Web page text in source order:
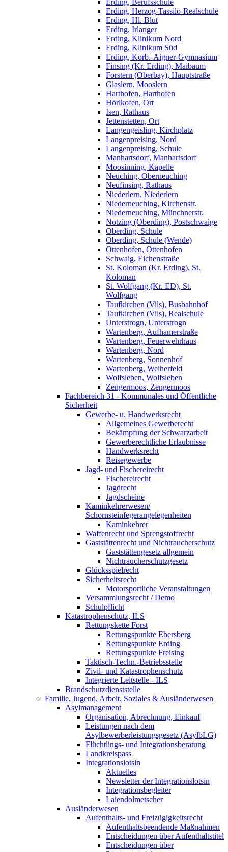
Erding, Berufsschule
Erding, Herzog-Tassilo-Realschule
Erding, Hl. Blut
Erding, Irlanger
Erding, Klinikum Nord
Erding, Klinikum Süd
Erding, Korb.-Aigner-Gymnasium
Finsing (Kr. Erding), Maibaum
Forstern (Oberbay), Hauptstraße
Glaslern, Mooslern
Harthofen, Harthofen
Hörlkofen, Ort
Isen, Rathaus
Jettenstetten, Ort
Langengeisling, Kirchplatz
Langenpreising, Nord
Langenpreising, Schule
Manhartsdorf, Manhartsdorf
Moosinning, Kapelle
Neuching, Oberneuching
Neufinsing, Rathaus
Niederlern, Niederlern
Niederneuching, Kirchenstr.
Niederneuching, Münchnerstr.
Notzing (Oberding), Postschwaige
Oberding, Schule
Oberding, Schule (Wende)
Ottenhofen, Ottenhofen
Schwaig, Eichenstraße
St. Koloman (Kr. Erding), St.
Koloman
St. Wolfgang (Kr. ED), St.
Wolfgang
Taufkirchen (Vils), Busbahnhof
Taufkirchen (Vils), Realschule
Unterstrogn, Unterstrogn
Wartenberg, Aufhamerstraße
Wartenberg, Feuerwehrhaus
Wartenberg, Nord
Wartenberg, Sonnenhof
Wartenberg, Weiherfeld
Wolfsleben, Wolfsleben
Zengermoos, Zengermoos
Fachbereich 31 - Kommunales und Öffentliche
Sicherheit
Gewerbe- u. Handwerksrecht
Allgemeines Gewerberecht
Bekämpfung der Schwarzarbeit
Gewerberechtliche Erlaubnisse
Handwerksrecht
Reisegewerbe
Jagd- und Fischereirecht
Fischereirecht
Jagdrecht
Jagdscheine
Kaminkehrerwesen/
Schornsteinfegerangelegenheiten
Kaminkehrer
Waffenrecht und Sprengstoffrecht
Gaststättenrecht und Nichtraucherschutz
Gaststättengesetz allgemein
Nichtraucherschutzgesetz
Glücksspielrecht
Sicherheitsrecht
Motorsportliche Veranstaltungen
Versammlungsrecht / Demo
Schulpflicht
Katastrophenschutz, ILS
Rettungskette Forst
Rettungspunkte Ebersberg
Rettungspunkte Erding
Rettungspunkte Freising
Taktisch-Techn.-Betriebsstelle
Zivil- und Katastrophenschutz
Integrierte Leitstelle - ILS
Brandschutzdienststelle
Familie, Jugend, Arbeit, Soziales & Ausländerwesen
Asylmanagement
Organisation, Abrechnung, Einkauf
Leistungen nach dem
Asylbewerberleistungsgesetz (AsylbLG)
Flüchtlings- und Integrationsberatung
Landkreispass
Integrationslotsin
Aktuelles
Newsletter der Integrationslotsin
Integrationsbegleiter
Laiendolmetscher
Ausländerwesen
Aufenthalts- und Freizügigkeitsrecht
Aufenthaltsbeendende Maßnahmen
Entscheidungen über Aufenthaltstitel
Entscheidungen über